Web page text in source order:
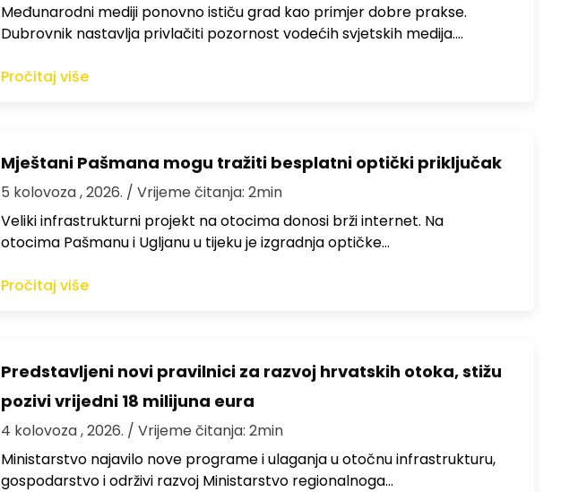
Međunarodni mediji ponovno ističu grad kao primjer dobre prakse.
Dubrovnik nastavlja privlačiti pozornost vodećih svjetskih medija.…
Pročitaj više
Mještani Pašmana mogu tražiti besplatni optički priključak
5 kolovoza , 2026. / Vrijeme čitanja: 2min
Veliki infrastrukturni projekt na otocima donosi brži internet. Na
otocima Pašmanu i Ugljanu u tijeku je izgradnja optičke…
Pročitaj više
Predstavljeni novi pravilnici za razvoj hrvatskih otoka, stižu
pozivi vrijedni 18 milijuna eura
4 kolovoza , 2026. / Vrijeme čitanja: 2min
Ministarstvo najavilo nove programe i ulaganja u otočnu infrastrukturu,
gospodarstvo i održivi razvoj Ministarstvo regionalnoga…